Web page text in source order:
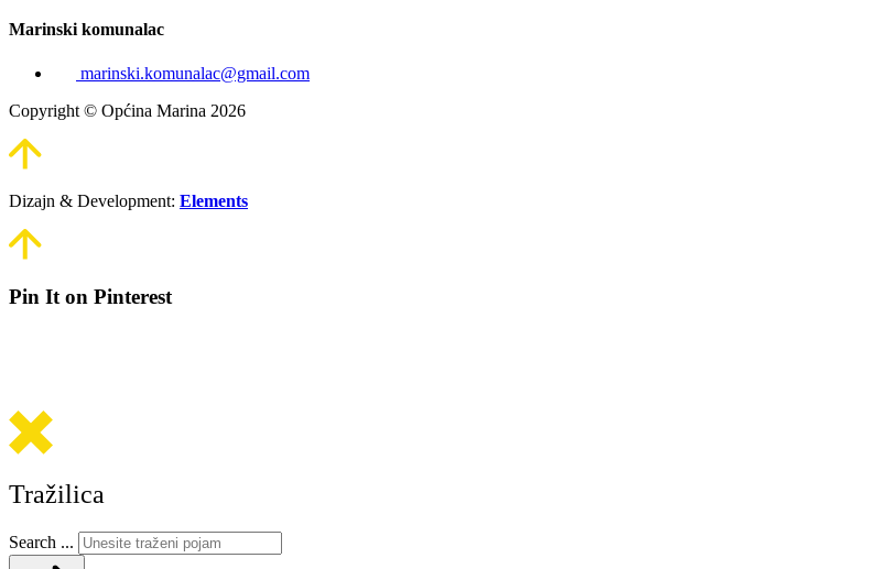
Marinski komunalac
marinski.komunalac@gmail.com
Copyright © Općina Marina 2026
Dizajn & Development: Elements
Pin It on Pinterest
Tražilica
Search ...